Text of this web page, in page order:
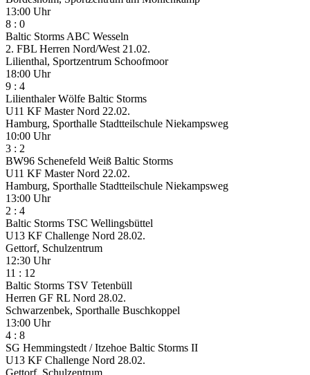
13:00 Uhr
8 : 0
Baltic Storms ABC Wesseln
2. FBL Herren Nord/West 21.02.
Lilienthal, Sportzentrum Schoofmoor
18:00 Uhr
9 : 4
Lilienthaler Wölfe Baltic Storms
U11 KF Master Nord 22.02.
Hamburg, Sporthalle Stadtteilschule Niekampsweg
10:00 Uhr
3 : 2
BW96 Schenefeld Weiß Baltic Storms
U11 KF Master Nord 22.02.
Hamburg, Sporthalle Stadtteilschule Niekampsweg
13:00 Uhr
2 : 4
Baltic Storms TSC Wellingsbüttel
U13 KF Challenge Nord 28.02.
Gettorf, Schulzentrum
12:30 Uhr
11 : 12
Baltic Storms TSV Tetenbüll
Herren GF RL Nord 28.02.
Schwarzenbek, Sporthalle Buschkoppel
13:00 Uhr
4 : 8
SG Hemmingstedt / Itzehoe Baltic Storms II
U13 KF Challenge Nord 28.02.
Gettorf, Schulzentrum